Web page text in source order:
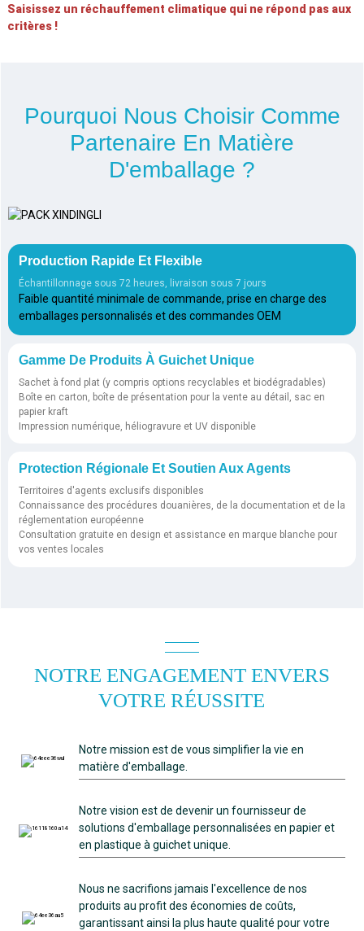
Saisissez un réchauffement climatique qui ne répond pas aux
critères !
Pourquoi Nous Choisir Comme
Partenaire En Matière
D'emballage ?
Production Rapide Et Flexible
Échantillonnage sous 72 heures, livraison sous 7 jours
Faible quantité minimale de commande, prise en charge des
emballages personnalisés et des commandes OEM
Gamme De Produits À Guichet Unique
Sachet à fond plat (y compris options recyclables et biodégradables)
Boîte en carton, boîte de présentation pour la vente au détail, sac en
papier kraft
Impression numérique, héliogravure et UV disponible
Protection Régionale Et Soutien Aux Agents
Territoires d'agents exclusifs disponibles
Connaissance des procédures douanières, de la documentation et de la
réglementation européenne
Consultation gratuite en design et assistance en marque blanche pour
vos ventes locales
NOTRE ENGAGEMENT ENVERS
VOTRE RÉUSSITE
Notre mission est de vous simplifier la vie en
matière d'emballage.
Notre vision est de devenir un fournisseur de
solutions d'emballage personnalisées en papier et
en plastique à guichet unique.
Nous ne sacrifions jamais l'excellence de nos
produits au profit des économies de coûts,
garantissant ainsi la plus haute qualité pour votre